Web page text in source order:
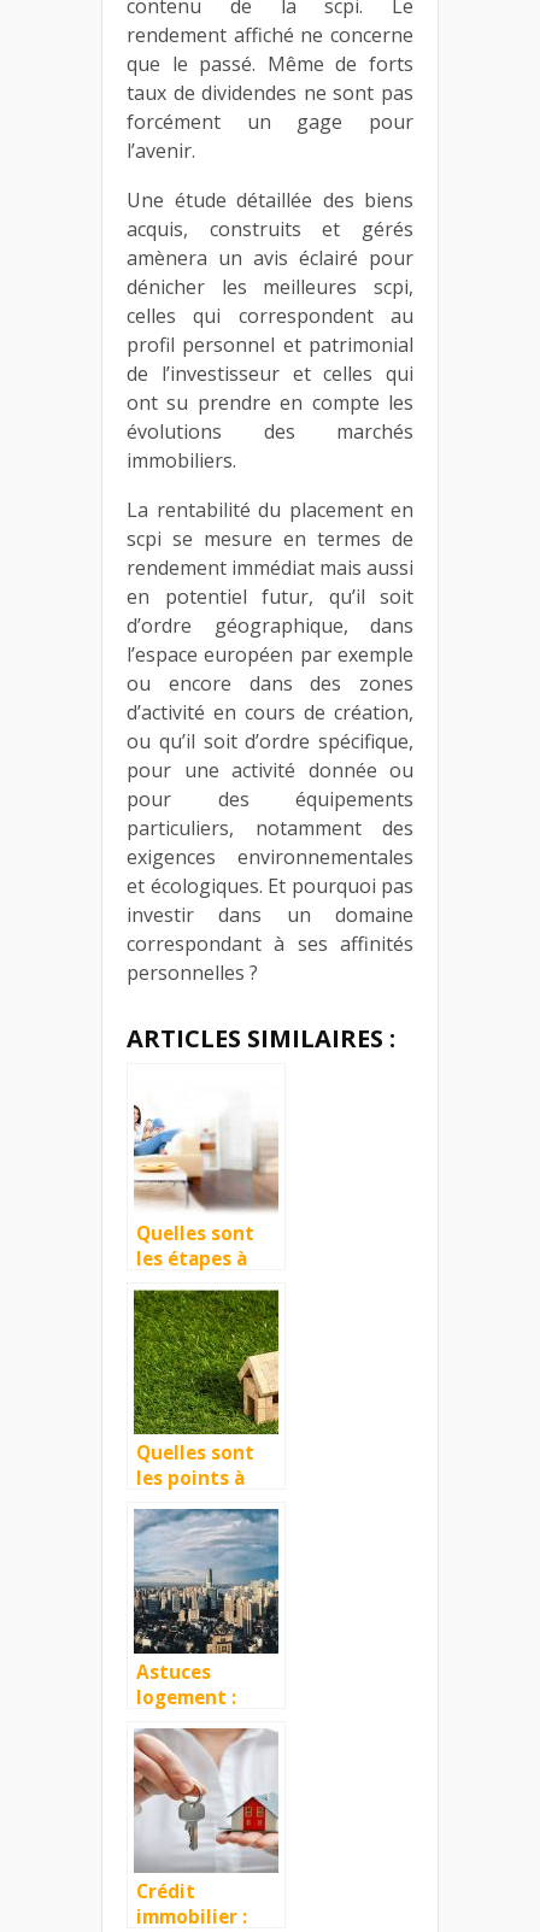
contenu de la scpi. Le
rendement affiché ne concerne
que le passé. Même de forts
taux de dividendes ne sont pas
forcément un gage pour
l’avenir.
Une étude détaillée des biens
acquis, construits et gérés
amènera un avis éclairé pour
dénicher les meilleures scpi,
celles qui correspondent au
profil personnel et patrimonial
de l’investisseur et celles qui
ont su prendre en compte les
évolutions des marchés
immobiliers.
La rentabilité du placement en
scpi se mesure en termes de
rendement immédiat mais aussi
en potentiel futur, qu’il soit
d’ordre géographique, dans
l’espace européen par exemple
ou encore dans des zones
d’activité en cours de création,
ou qu’il soit d’ordre spécifique,
pour une activité donnée ou
pour des équipements
particuliers, notamment des
exigences environnementales
et écologiques. Et pourquoi pas
investir dans un domaine
correspondant à ses affinités
personnelles ?
ARTICLES SIMILAIRES :
Quelles sont
les étapes à
suivre pour
renégocier un
crédit
immobilier ?
Quelles sont
les points à
vérifier avant
d’acheter votre
nouveau
logement ?
Astuces
logement :
dénicher
facilement une
résidence à
Shanghai
Crédit
immobilier :